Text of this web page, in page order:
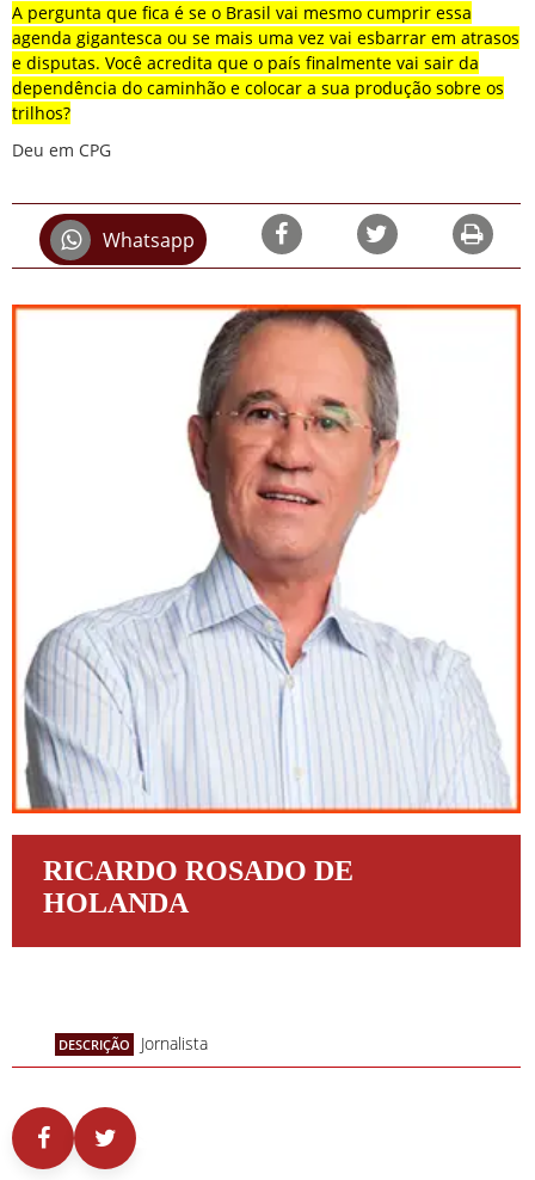
A pergunta que fica é se o Brasil vai mesmo cumprir essa
agenda gigantesca ou se mais uma vez vai esbarrar em atrasos
e disputas. Você acredita que o país finalmente vai sair da
dependência do caminhão e colocar a sua produção sobre os
trilhos?
Deu em CPG
Whatsapp
RICARDO ROSADO DE
HOLANDA
DESCRIÇÃO Jornalista